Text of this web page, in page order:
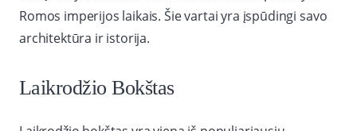
Romos imperijos laikais. Šie vartai yra įspūdingi savo
architektūra ir istorija.
Laikrodžio Bokštas